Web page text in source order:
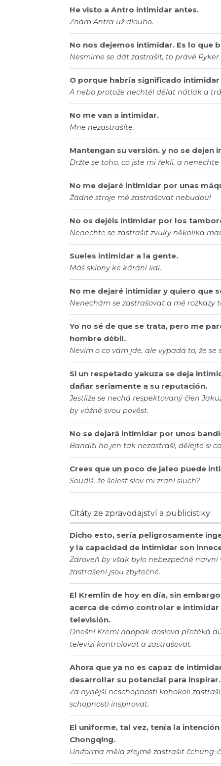
He visto a Antro intimidar antes.
Znám Antra už dlouho.
No nos dejemos intimidar. Es lo que
Nesmíme se dát zastrašit, to právě
O porque habría significado
A nebo protože nechtěl dělat nátlak a
No me van a intimidar.
Mne nezastrašíte.
Mantengan su versión. y no se dejen
Držte se toho, co jste mi řekli, a
No me dejaré intimidar por unas
Žádné stroje mě zastrašovat nebudou!
No os dejéis intimidar por los
Nenechte se zastrašit zvuky několika
Sueles intimidar a la gente.
Máš sklony ke kárání lidí.
No me dejaré intimidar y quiero que
Nenechám se zastrašovat a mé rozkazy
Yo no sé de que se trata, pero me
hombre débil.
Nevím o co vám jde, ale vypadá to, že
Si un respetado yakuza se deja
dañar seriamente a su reputación.
Jestliže se nechá respektovaný člen
by vážně svou pověst.
No se dejará intimidar por unos
Banditi ho jen tak nezastraší, dělejte si
Crees que un poco de jaleo puede
Soudíš, že šelest slov mi zraní sluch?
Citáty ze zpravodajství a publicistiky
Dicho esto, sería peligrosamente
y la capacidad de intimidar son
Zároveň by však bylo nebezpečně
zastrašení jsou zbytečné.
El Kremlin de hoy en día, sin
acerca de cómo controlar e
televisión.
Dnešní Kreml naopak doslova přetéká
televizi kontrolovat a zastrašovat.
Ahora que ya no es capaz de
desarrollar su potencial para inspirar.
Za nynější neschopnosti kohokoli
schopnosti inspirovat.
El uniforme, tal vez, tenía la
Chongqing.
Uniforma měla zřejmě zastrašit čchung-